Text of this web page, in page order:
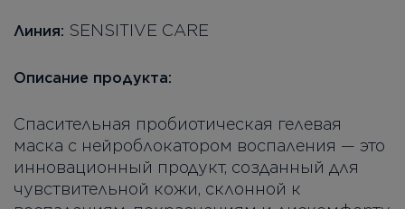
Линия: SENSITIVE CARE
Описание продукта:
Спасительная пробиотическая гелевая
маска с нейроблокатором воспаления — это
инновационный продукт, созданный для
чувствительной кожи, склонной к